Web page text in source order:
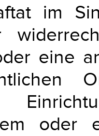
im
eine
oder